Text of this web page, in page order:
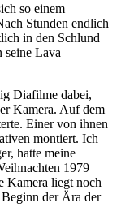
so einem
Stunden endlich
in den Schlund
seine Lava
Diafilme dabei,
Kamera. Auf dem
Einer von ihnen
montiert. Ich
hatte meine
1979
Kamera liegt noch
der Ära der